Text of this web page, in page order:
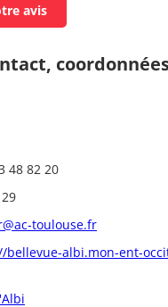
avis
48 82 20
toulouse.fr
bellevue-albi.mon-ent-